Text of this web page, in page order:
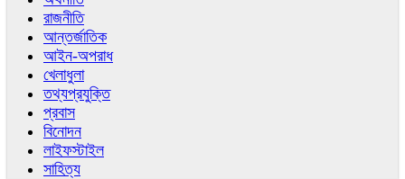
রাজনীতি
আন্তর্জাতিক
আইন-অপরাধ
খেলাধুলা
তথ্যপ্রযুক্তি
প্রবাস
বিনোদন
লাইফস্টাইল
সাহিত্য